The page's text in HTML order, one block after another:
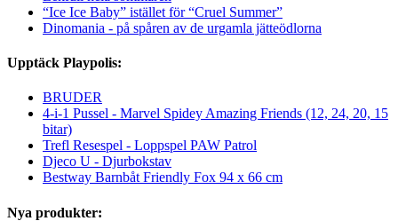
“Ice Ice Baby” istället för “Cruel Summer”
Dinomania - på spåren av de urgamla jätteödlorna
Upptäck Playpolis:
BRUDER
4-i-1 Pussel - Marvel Spidey Amazing Friends (12, 24, 20, 15
bitar)
Trefl Resespel - Loppspel PAW Patrol
Djeco U - Djurbokstav
Bestway Barnbåt Friendly Fox 94 x 66 cm
Nya produkter: